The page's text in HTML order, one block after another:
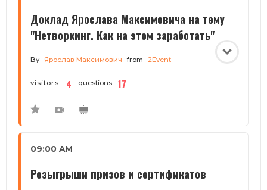
Доклад Ярослава Максимовича на тему
"Нетворкинг. Как на этом заработать"
By Ярослав Максимович from 2Event
visitors: 4 questions: 17
09:00 AM
Розыгрыши призов и сертификатов